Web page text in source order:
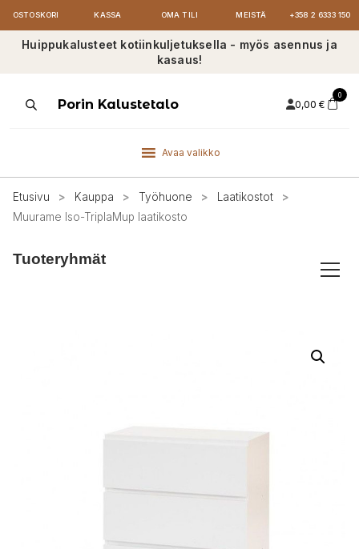
OSTOSKORI KASSA OMA TILI MEISTÄ +358 2 6333 150
Huippukalusteet kotiinkuljetuksella - myös asennus ja
kasaus!
ProductsPorin Kalustetalo 0,00 €
0
Avaa valikko
Etusivu > Kauppa > Työhuone > Laatikostot
>
Muurame Iso-TriplaMup laatikosto
Tuoteryhmät